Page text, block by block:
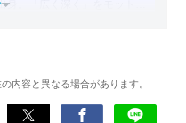
出身。「広く深く」をモットー
ゲーム開発者を目指した経験
々に伝えるためゲームライタ
内容と異なる場合があります。